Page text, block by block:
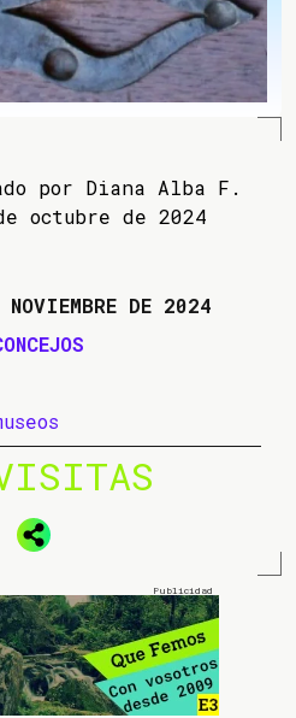
por Diana Alba F.
octubre de 2024
DE 2024